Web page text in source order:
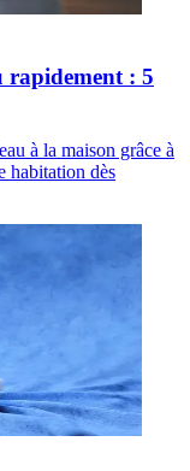
rapidement : 5
à la maison grâce à
habitation dès